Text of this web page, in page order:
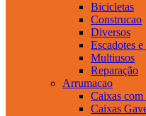
Bicicletas
Construcao
Diversos
Escadotes
Multiusos
Reparação
Arrumacao
Caixas com
Caixas